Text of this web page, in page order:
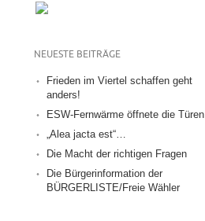
NEUESTE BEITRÄGE
Frieden im Viertel schaffen geht
anders!
ESW-Fernwärme öffnete die Türen
„Alea jacta est“…
Die Macht der richtigen Fragen
Die Bürgerinformation der
BÜRGERLISTE/Freie Wähler